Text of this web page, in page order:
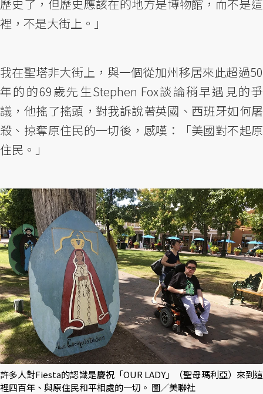
歷史了，但歷史應該在的地方是博物館，而不是這
裡，不是大街上。」
我在聖塔非大街上，與一個從加州移居來此超過50
年的的69歲先生Stephen Fox談論稍早遇見的爭
議，他搖了搖頭，對我訴說著英國、西班牙如何屠
殺、掠奪原住民的一切後，感嘆：「美國對不起原
住民。」
許多人對Fiesta的認識是慶祝「OUR LADY」（聖母瑪利亞）來到這
裡四百年、與原住民和平相處的一切。 圖／美聯社